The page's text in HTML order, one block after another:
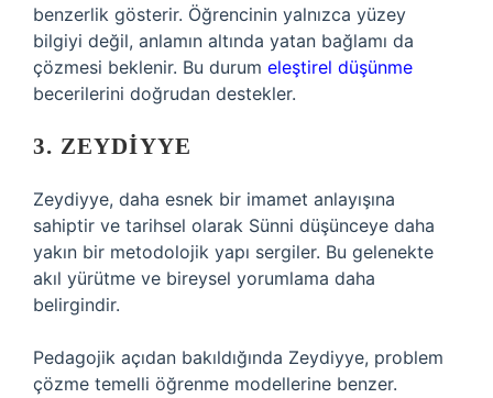
benzerlik gösterir. Öğrencinin yalnızca yüzey
bilgiyi değil, anlamın altında yatan bağlamı da
çözmesi beklenir. Bu durum eleştirel düşünme
becerilerini doğrudan destekler.
3. ZEYDIYYE
Zeydiyye, daha esnek bir imamet anlayışına
sahiptir ve tarihsel olarak Sünni düşünceye daha
yakın bir metodolojik yapı sergiler. Bu gelenekte
akıl yürütme ve bireysel yorumlama daha
belirgindir.
Pedagojik açıdan bakıldığında Zeydiyye, problem
çözme temelli öğrenme modellerine benzer.